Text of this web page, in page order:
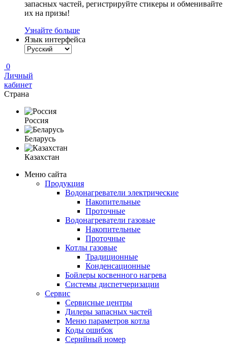
запасных частей, регистрируйте стикеры и обменивайте
их на призы!
Узнайте больше
Язык интерфейса
0
Личный
кабинет
Страна
Россия
Беларусь
Казахстан
Меню сайта
Продукция
Водонагреватели электрические
Накопительные
Проточные
Водонагреватели газовые
Накопительные
Проточные
Котлы газовые
Традиционные
Конденсационные
Бойлеры косвенного нагрева
Системы диспетчеризации
Сервис
Сервисные центры
Дилеры запасных частей
Меню параметров котла
Коды ошибок
Серийный номер